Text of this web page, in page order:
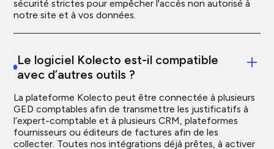
sécurité strictes pour empêcher l'accès non autorisé à
notre site et à vos données.
Le logiciel Kolecto est-il compatible
avec d’autres outils ?
La plateforme Kolecto peut être connectée à plusieurs
GED comptables afin de transmettre les justificatifs à
l’expert-comptable et à plusieurs CRM, plateformes
fournisseurs ou éditeurs de factures afin de les
collecter. Toutes nos intégrations déjà prêtes, à activer